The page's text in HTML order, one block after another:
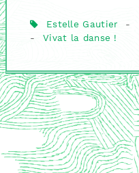
Estelle Gautier -
-
Vivat la danse !